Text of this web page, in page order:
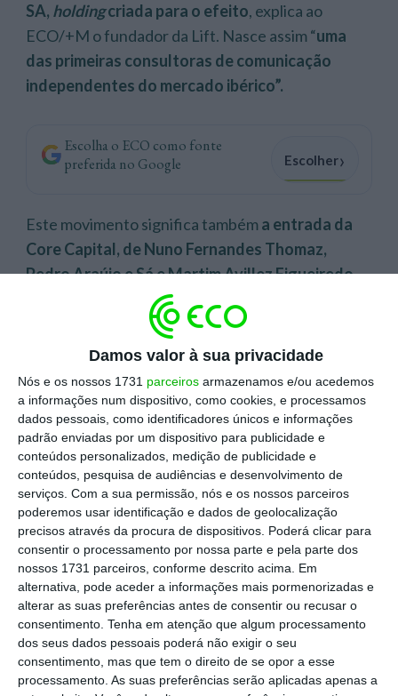
Damos valor à sua privacidade
Nós e os nossos 1731 parceiros armazenamos e/ou acedemos
a informações num dispositivo, como cookies, e processamos
dados pessoais, como identificadores únicos e informações
padrão enviadas por um dispositivo para publicidade e
conteúdos personalizados, medição de publicidade e
conteúdos, pesquisa de audiências e desenvolvimento de
serviços. Com a sua permissão, nós e os nossos parceiros
poderemos usar identificação e dados de geolocalização
precisos através da procura de dispositivos. Poderá clicar para
consentir o processamento por nossa parte e pela parte dos
nossos 1731 parceiros, conforme descrito acima. Em
alternativa, pode aceder a informações mais pormenorizadas e
alterar as suas preferências antes de consentir ou recusar o
consentimento. Tenha em atenção que algum processamento
dos seus dados pessoais poderá não exigir o seu
consentimento, mas que tem o direito de se opor a esse
processamento. As suas preferências serão aplicadas apenas a
SA, holdingcriada para o efeito, explica ao
ECO/+M o fundador da Lift. Nasce assim “uma
das primeiras consultoras de comunicação
independentes do mercado ibérico”.
Escolha o ECO como fonte
preferida no Google
Escolher›
Este movimento significa também a entrada da
Core Capital, de Nuno Fernandes Thomaz,
Pedro Araújo e Sá e Martim Avillez Figueiredo,
no setor da comunicação, tanto em Portugal
como em Espanha.Através do seu fundo CoRe
Consolida I, a empresa de private equityinvestiu
na capitalização do projeto, tornando-se acionista
com cerca de 30%.
Aholdingé detida em partes idênticas por
Salvador da Cunha, pelos até agora acionistas
da Evercom e pelo CoRe Consolida I, os três
representados na administração.
Nas operações – Lift, Youzz, Cic Digital e
Evercom –, o fundo não está na administração e
as empresas serão geridas por um único órgão
de gestão,Comité Executivo de Partners, que,
para além dos acionistas – Salvador da Cunha,